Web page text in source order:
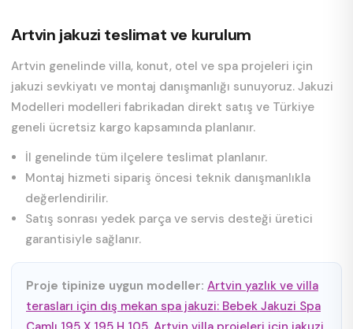
Artvin jakuzi teslimat ve kurulum
Artvin genelinde villa, konut, otel ve spa projeleri için
jakuzi sevkiyatı ve montaj danışmanlığı sunuyoruz. Jakuzi
Modelleri modelleri fabrikadan direkt satış ve Türkiye
geneli ücretsiz kargo kapsamında planlanır.
İl genelinde tüm ilçelere teslimat planlanır.
Montaj hizmeti sipariş öncesi teknik danışmanlıkla
değerlendirilir.
Satış sonrası yedek parça ve servis desteği üretici
garantisiyle sağlanır.
Proje tipinize uygun modeller: Artvin yazlık ve villa
terasları için dış mekan spa jakuzi: Bebek Jakuzi Spa